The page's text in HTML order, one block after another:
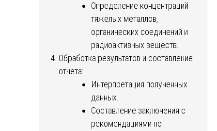
Определение концентраций
тяжелых металлов,
органических соединений и
радиоактивных веществ.
Обработка результатов и составление
отчета:
Интерпретация полученных
данных.
Составление заключения с
рекомендациями по